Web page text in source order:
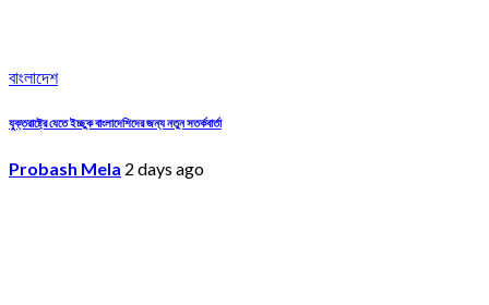
বাংলাদেশ
যুক্তরাষ্ট্রে যেতে ইচ্ছুক বাংলাদেশিদের জন্য নতুন সতর্কবার্তা
Probash Mela 2 days ago